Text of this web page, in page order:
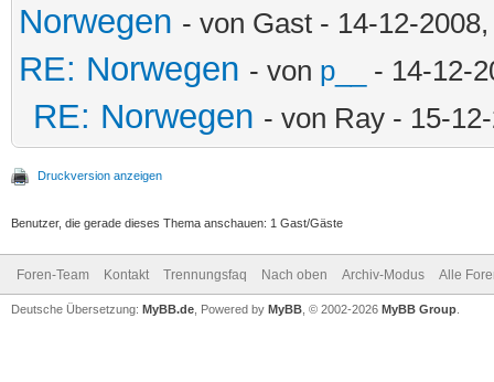
Norwegen - von Gast - 14-12-
RE: Norwegen - von p__ - 14-12-
RE: Norwegen - von Ray - 15-
Druckversion anzeigen
Benutzer, die gerade dieses Thema anschauen: 1 Gast/Gäste
Foren-Team Kontakt Trennungsfaq Nach oben Archiv-Modus Alle
Deutsche Übersetzung: MyBB.de , Powered by MyBB , © 2002-2026 MyBB Group